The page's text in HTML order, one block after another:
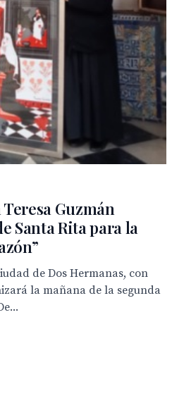
Guzmán
Santa Rita para la
de Dos Hermanas, con
la mañana de la segunda